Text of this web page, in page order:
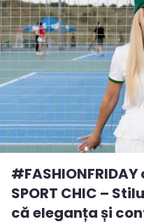
SPORT CHIC –
că eleganța și